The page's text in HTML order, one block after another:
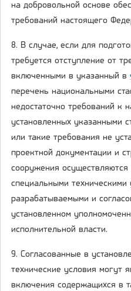
на добровольной основе
требований настоящего
8. В случае, если для
требуется отступление от
включенными в указанный в
перечень национальными
недостаточно требований к
установленных указанными
или такие требования не
проектной документации и
сооружения осуществляются
специальными техническими
разрабатываемыми и
установленном
исполнительной власти.
9. Согласованные в
технические условия могут
включения содержащихся в